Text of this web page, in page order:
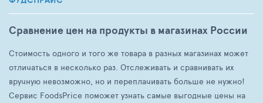
Сравнение цен на продукты в магазинах России
Стоимость одного и того же товара в разных магазинах может
отличаться в несколько раз. Отслеживать и сравнивать их
вручную невозможно, но и переплачивать больше не нужно!
Сервис FoodsPrice поможет узнать самые выгодные цены на